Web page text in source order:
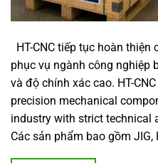
HT-CNC tiếp tục hoàn
phục vụ ngành công nghiệp
và độ chính xác cao. HT-
precision mechanical
industry with strict technical
Các sản phẩm bao gồm JIG,